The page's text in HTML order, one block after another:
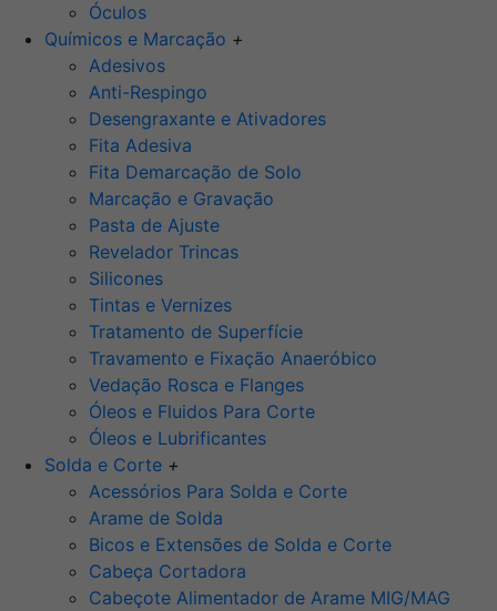
Óculos
Químicos e Marcação +
Adesivos
Anti-Respingo
Desengraxante e Ativadores
Fita Adesiva
Fita Demarcação de Solo
Marcação e Gravação
Pasta de Ajuste
Revelador Trincas
Silicones
Tintas e Vernizes
Tratamento de Superfície
Travamento e Fixação Anaeróbico
Vedação Rosca e Flanges
Óleos e Fluidos Para Corte
Óleos e Lubrificantes
Solda e Corte +
Acessórios Para Solda e Corte
Arame de Solda
Bicos e Extensões de Solda e Corte
Cabeça Cortadora
Cabeçote Alimentador de Arame MIG/MAG